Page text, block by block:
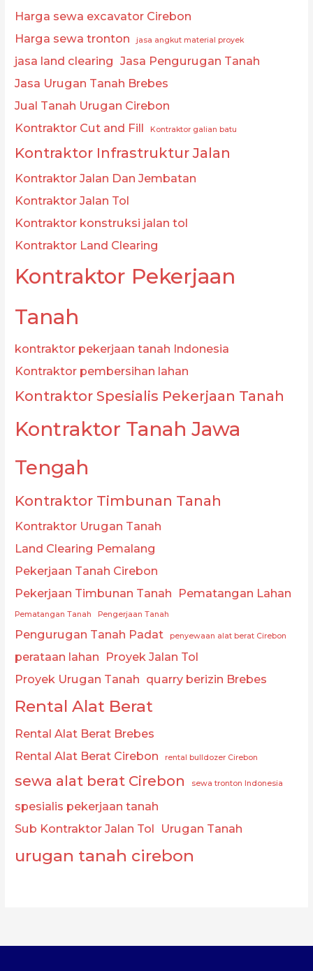
Harga sewa excavator Cirebon
Harga sewa tronton
jasa angkut material proyek
jasa land clearing Jasa Pengurugan Tanah
Jasa Urugan Tanah Brebes
Jual Tanah Urugan Cirebon
Kontraktor Cut and Fill
Kontraktor galian batu
Kontraktor Infrastruktur Jalan
Kontraktor Jalan Dan Jembatan
Kontraktor Jalan Tol
Kontraktor konstruksi jalan tol
Kontraktor Land Clearing
Kontraktor Pekerjaan
Tanah
kontraktor pekerjaan tanah Indonesia
Kontraktor pembersihan lahan
Kontraktor Spesialis Pekerjaan Tanah
Kontraktor Tanah Jawa
Tengah
Kontraktor Timbunan Tanah
Kontraktor Urugan Tanah
Land Clearing Pemalang
Pekerjaan Tanah Cirebon
Pekerjaan Timbunan Tanah Pematangan Lahan
Pematangan Tanah Pengerjaan Tanah
Pengurugan Tanah Padat penyewaan alat berat Cirebon
perataan lahan Proyek Jalan Tol
Proyek Urugan Tanah quarry berizin Brebes
Rental Alat Berat
Rental Alat Berat Brebes
Rental Alat Berat Cirebon
rental bulldozer Cirebon
sewa alat berat Cirebon sewa tronton Indonesia
spesialis pekerjaan tanah
Sub Kontraktor Jalan Tol Urugan Tanah
urugan tanah cirebon